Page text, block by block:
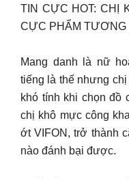
TIN CỰC HOT: CHỊ
CỰC PHẨM TƯƠNG
Mang danh là nữ
tiếng là thế nhưng
khó tính khi chọn đồ
chị khô mực công
ớt VIFON, trở thành
nào đánh bại được.